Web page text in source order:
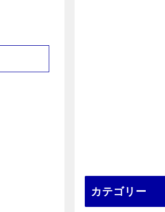
カテゴリー